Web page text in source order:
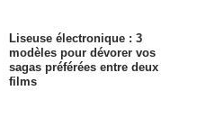
Liseuse électronique : 3
modèles pour dévorer vos
sagas préférées entre deux
films